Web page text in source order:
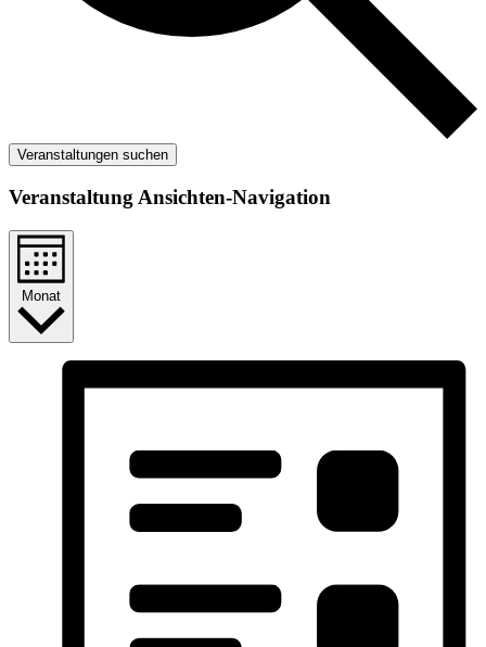
Veranstaltungen suchen
Veranstaltung Ansichten-Navigation
Monat